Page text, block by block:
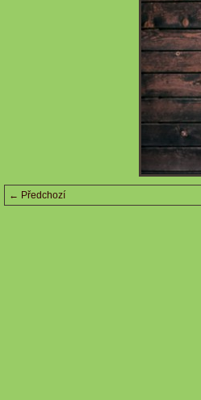
← Předchozí